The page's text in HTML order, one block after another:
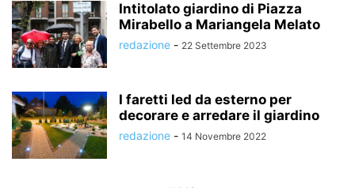
Intitolato giardino di Piazza
Mirabello a Mariangela Melato
redazione - 22 Settembre 2023
I faretti led da esterno per
decorare e arredare il giardino
redazione - 14 Novembre 2022